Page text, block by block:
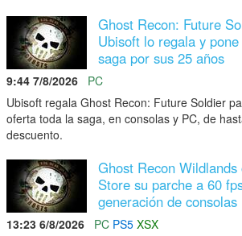
Ghost Recon: Future
Ubisoft lo regala y
saga por sus 25 años
9:44 7/8/2026
PC
Ubisoft regala Ghost Recon: Future Soldier
oferta toda la saga, en consolas y PC, de
descuento.
Ghost Recon
Store su parche a 60
generación de consolas
13:23 6/8/2026 PC PS5 XSX